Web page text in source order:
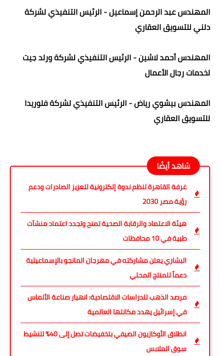
المهندس عبد الرحمن إسماعيل - الرئيس التنفيذي لشركة
دلني للتسويق العقاري
المهندس أحمد لاشين - الرئيس التنفيذي لشركة ورلد جيت
لخدمات رجال الأعمال
المهندس بيشوي رياض - الرئيس التنفيذي لشركة فلوريدا
للتسويق العقاري
شاهد أيضًا
غرفة القاهرة تنظم ندوة إلكترونية لتعزيز الصادرات ودعم
رؤية مصر 2030
هيئة الاعتماد والرقابة الصحية تمنح وتجدد اعتماد منشآت
طبية في 10 محافظات
البشاري يعلن مشاركته في مهرجان المانجو بالإسماعيلية
دعماً للمنتج المحلي
مرصد الذهب للدراسات الاقتصادية: انهيار صناعة الألماس
في إسرائيل يهدد مكانتها العالمية
انطلاق الأوكازيون الصيفي بتخفيضات تصل إلى 40% لتنشيط
سوق الملابس